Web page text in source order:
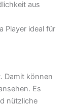
aus
Player ideal für
Damit können
Es
nützliche